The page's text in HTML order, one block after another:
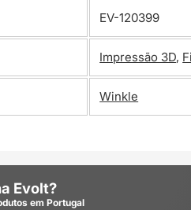
EV-120399
Impressão 3D,
Winkle
Evolt?
em Portugal